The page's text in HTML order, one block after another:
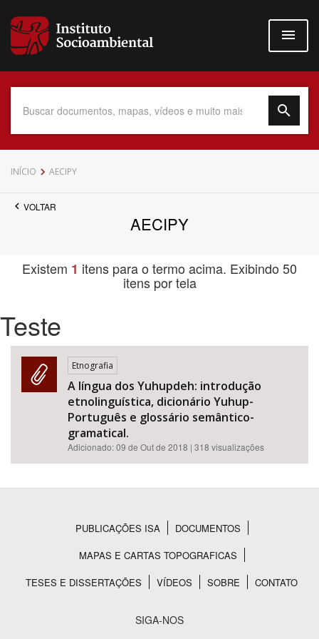
para
conteúdo
Data do Documento
Tema
Área de Levantamento
INÍCIO AECIPY
VOLTAR
AECIPY
Existem 1 itens para o termo acima. Exibindo 50
itens por tela
Teste
Etnografia
A língua dos Yuhupdeh: introdução
etnolinguística, dicionário Yuhup-
Português e glossário semântico-
gramatical.
Adicionado:09 de Out de 2018 | 318 visualizações
Rodapé
PUBLICAÇÕES ISA
DOCUMENTOS
MAPAS E CARTAS TOPOGRAFICAS
TESES E DISSERTAÇÕES
VÍDEOS SOBRE CONTATO
SIGA-NOS